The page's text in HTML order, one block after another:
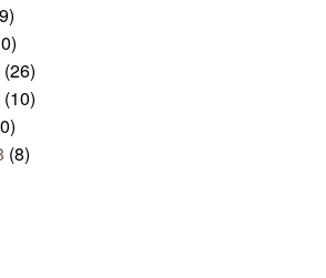
(26)
(10)
(8)